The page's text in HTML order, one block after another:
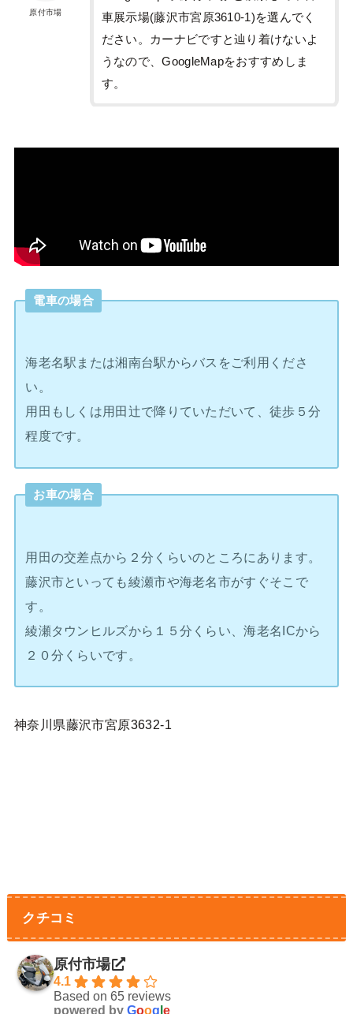
原付市場
車展示場(藤沢市宮原3610-1)を選んでく
ださい。カーナビですと辿り着けないよ
うなので、GoogleMapをおすすめしま
す。
電車の場合
海老名駅または湘南台駅からバスをご利用くださ
い。
用田もしくは用田辻で降りていただいて、徒歩５分
程度です。
お車の場合
用田の交差点から２分くらいのところにあります。
藤沢市といっても綾瀬市や海老名市がすぐそこで
す。
綾瀬タウンヒルズから１５分くらい、海老名ICから
２０分くらいです。
神奈川県藤沢市宮原3632-1
クチコミ
原付市場
4.1
Based on 65 reviews
powered by Goog e